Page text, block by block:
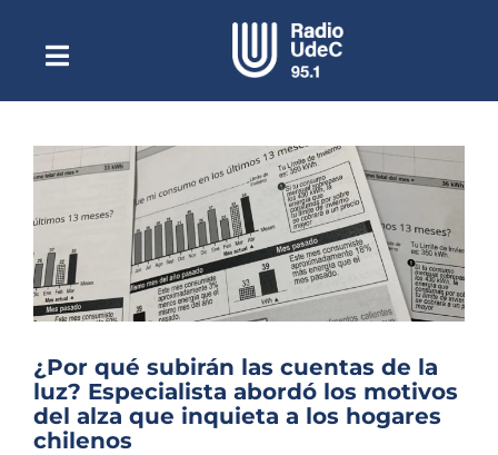
contenidoToggle
NavigationEscuchar Radio UdeC en vivo
Quiénes Somos
Programación
Podcast
Noticias
Columnas
Música Clásica
¿Por qué subirán las cuentas de la
luz? Especialista abordó los motivos
del alza que inquieta a los hogares
chilenos